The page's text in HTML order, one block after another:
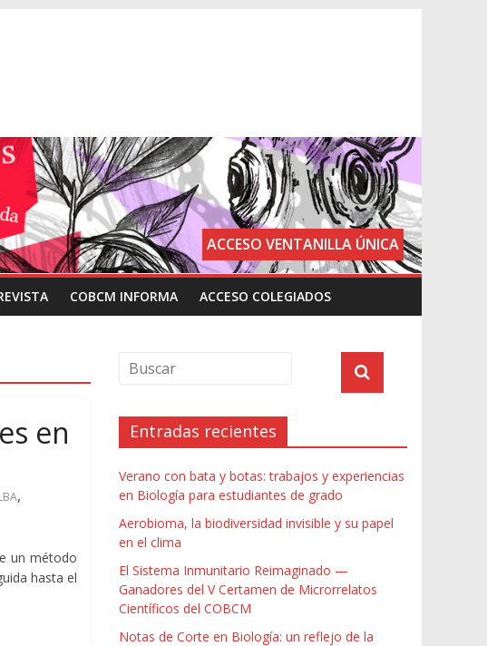
ACCESO VENTANILLA ÚNICA
COBCM INFORMA ACCESO COLEGIADOS
en
,
un método
hasta el
Entradas recientes
Verano con bata y botas: trabajos y experiencias
en Biología para estudiantes de grado
Aerobioma, la biodiversidad invisible y su papel
en el clima
El Sistema Inmunitario Reimaginado —
Ganadores del V Certamen de Microrrelatos
Científicos del COBCM
Notas de Corte en Biología: un reflejo de la